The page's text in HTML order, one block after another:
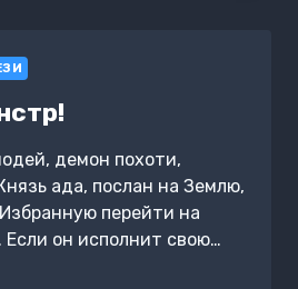
демон похоти,
ада, послан на Землю,
перейти на
он исполнит свою…